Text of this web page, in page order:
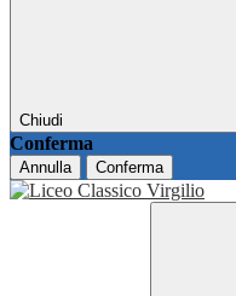
Chiudi
Conferma
Annulla Conferma